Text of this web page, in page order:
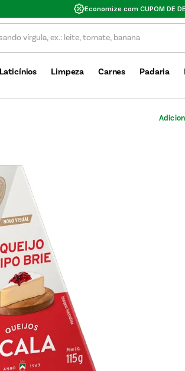
Economize com CUPOM DE
Laticínios Limpeza Carnes Padaria